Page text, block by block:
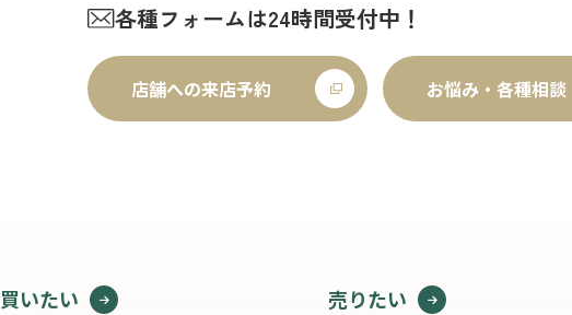
各種フォームは24時間受付中！
店舗への来店予約 お悩み・各種相談
買いたい 売りたい